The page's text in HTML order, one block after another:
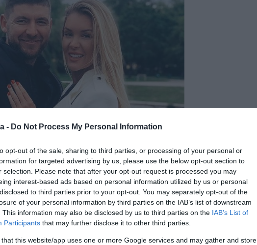
- Do Not Process My Personal Information
opt-out of the sale, sharing to third parties, or processing of your personal or
for targeted advertising by us, please use the below opt-out section to
selection. Please note that after your opt-out request is processed you may
interest-based ads based on personal information utilized by us or personal
to third parties prior to your opt-out. You may separately opt-out of the
of your personal information by third parties on the IAB’s list of downstream
This information may also be disclosed by us to third parties on the IAB’s List of
Participants that may further disclose it to other third parties.
that this website/app uses one or more Google services and may gather and store
mi szeretnénk, és nem ragaszkodunk a
is, amit megálmodtam, és szeretnénk véghez
hiszem, extra az is, hogy végül úgy alakult, három
a csinos modell, majd folytatta.
de nem tudtam lemondani a lánykori
mondok igent a templomban, majd
könnyen táncolok, így lett minden helyszínhez